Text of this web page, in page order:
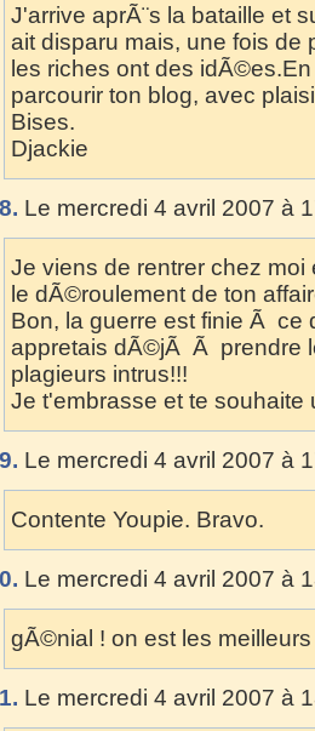
J'arrive aprÃ¨s la bataille et
ait disparu mais, une fois de
les riches ont des
parcourir ton blog, avec
Bises.
Djackie
Le mercredi 4 avril 2007 à
Je viens de rentrer chez
le dÃ©roulement de ton
Bon, la guerre est finie Ã ce
appretais dÃ©jÃ Ã prendre
plagieurs intrus!!!
Je t'embrasse et te
Le mercredi 4 avril 2007 à
Contente Youpie. Bravo.
Le mercredi 4 avril 2007 à
gÃ©nial ! on est les meilleurs
Le mercredi 4 avril 2007 à